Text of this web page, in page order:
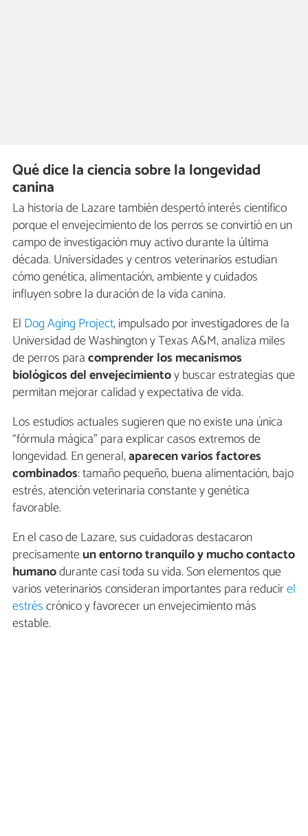
Qué dice la ciencia sobre la longevidad
canina
La historia de Lazare también despertó interés científico
porque el envejecimiento de los perros se convirtió en un
campo de investigación muy activo durante la última
década. Universidades y centros veterinarios estudian
cómo genética, alimentación, ambiente y cuidados
influyen sobre la duración de la vida canina.
El Dog Aging Project, impulsado por investigadores de la
Universidad de Washington y Texas A&M, analiza miles
de perros paracomprender los mecanismos
biológicos del envejecimientoy buscar estrategias que
permitan mejorar calidad y expectativa de vida.
Los estudios actuales sugieren que no existe una única
“fórmula mágica” para explicar casos extremos de
longevidad. En general,aparecen varios factores
combinados: tamaño pequeño, buena alimentación, bajo
estrés, atención veterinaria constante y genética
favorable.
En el caso de Lazare, sus cuidadoras destacaron
precisamenteun entorno tranquilo y mucho contacto
humanodurante casi toda su vida. Son elementos que
varios veterinarios consideran importantes para reducirel
estréscrónico y favorecer un envejecimiento más
estable.